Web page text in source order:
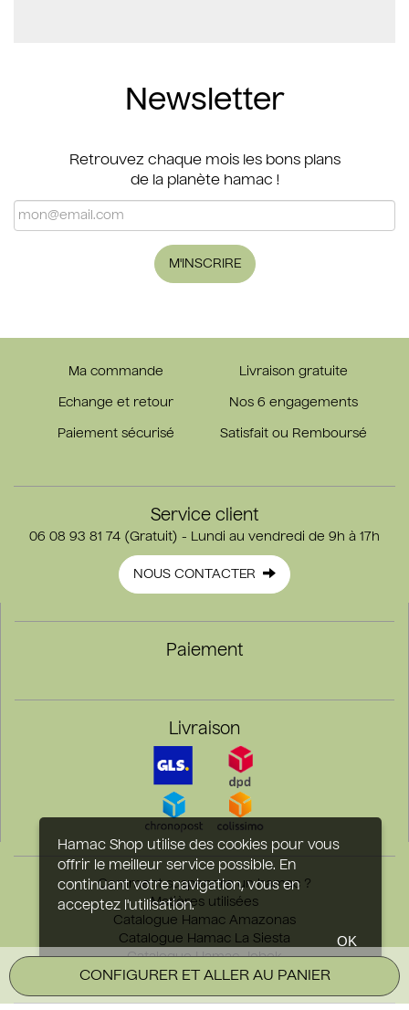
CONFIGURER ET ALLER AU PANIER
Newsletter
Retrouvez chaque mois les bons plans
de la planète hamac !
M'INSCRIRE
Ma commande Livraison gratuite
Echange et retour Nos 6 engagements
Paiement sécurisé Satisfait ou Remboursé
Service client
06 08 93 81 74 (Gratuit) - Lundi au vendredi de 9h à 17h
NOUS CONTACTER
Paiement
Livraison
Comment suspendre un hamac ?
Matières utilisées
Catalogue Hamac Amazonas
Catalogue Hamac La Siesta
Catalogue Hamac Jobek
Catalogue Hamac Tropilex
Hamac Shop utilise des cookies pour vous
offrir le meilleur service possible. En
continuant votre navigation, vous en
acceptez l'utilisation.
OK